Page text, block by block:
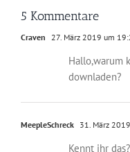
5 Kommentare
Craven 27. März 2019 um
Hallo,warum
downladen?
MeepleSchreck 31. März
Kennt ihr